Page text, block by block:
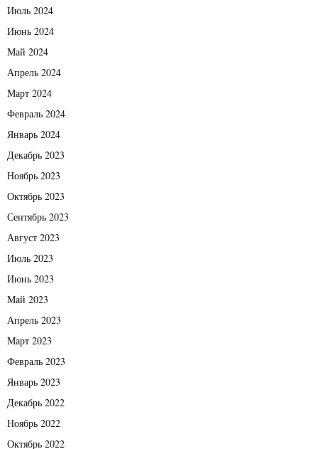
Июль 2024
Июнь 2024
Май 2024
Апрель 2024
Март 2024
Февраль 2024
Январь 2024
Декабрь 2023
Ноябрь 2023
Октябрь 2023
Сентябрь 2023
Август 2023
Июль 2023
Июнь 2023
Май 2023
Апрель 2023
Март 2023
Февраль 2023
Январь 2023
Декабрь 2022
Ноябрь 2022
Октябрь 2022